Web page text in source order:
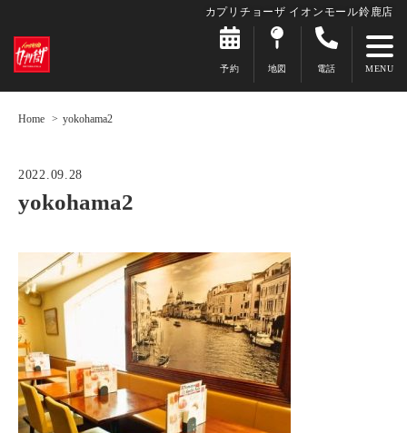
カプリチョーザ イオンモール鈴鹿店
予約 地図 電話
Home yokohama2
2022.09.28
yokohama2